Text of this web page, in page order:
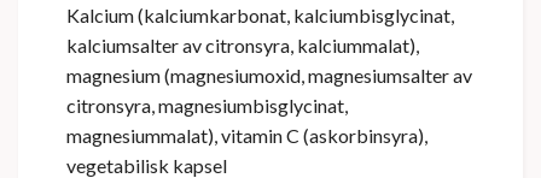
Kalcium (kalciumkarbonat, kalciumbisglycinat,
kalciumsalter av citronsyra, kalciummalat),
magnesium (magnesiumoxid, magnesiumsalter av
citronsyra, magnesiumbisglycinat,
magnesiummalat), vitamin C (askorbinsyra),
vegetabilisk kapsel